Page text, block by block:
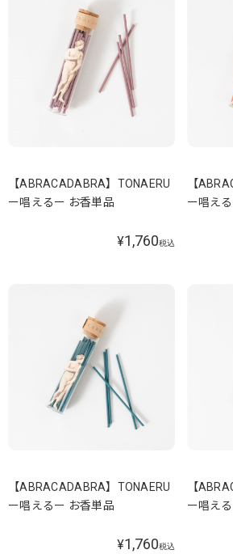
【ABRACADABRA】TONAERU
ー唱えるー お香単品
¥1,760税込
【
ー唱え
【ABRACADABRA】TONAERU
ー唱えるー お香単品
¥1,760税込
【
ー唱え